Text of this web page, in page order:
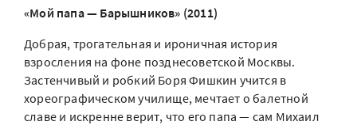
«Мой папа — Барышников» (2011)
Добрая, трогательная и ироничная история
взросления на фоне позднесоветской Москвы.
Застенчивый и робкий Боря Фишкин учится в
хореографическом училище, мечтает о балетной
славе и искренне верит, что его папа — сам Михаил